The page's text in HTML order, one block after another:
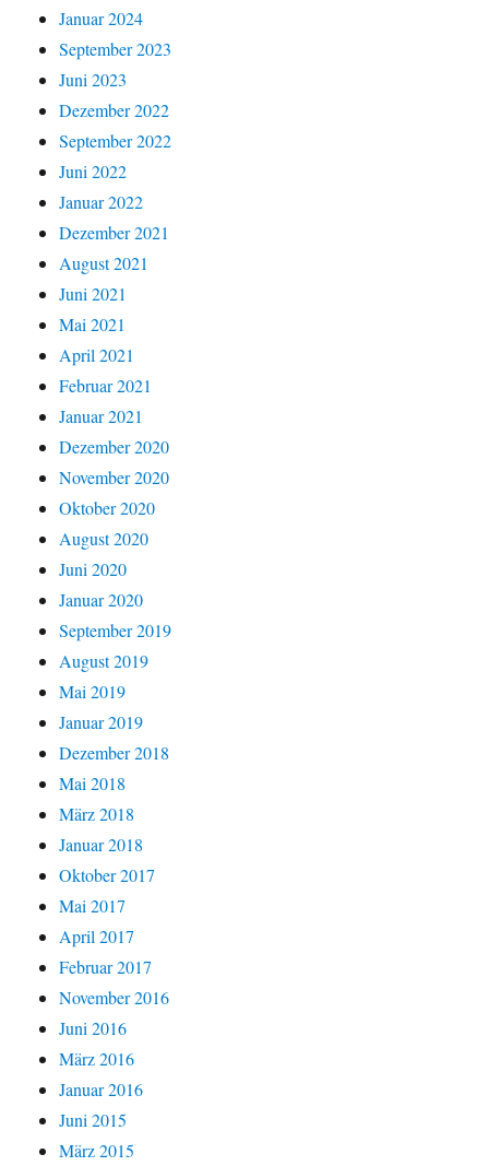
Januar 2024
September 2023
Juni 2023
Dezember 2022
September 2022
Juni 2022
Januar 2022
Dezember 2021
August 2021
Juni 2021
Mai 2021
April 2021
Februar 2021
Januar 2021
Dezember 2020
November 2020
Oktober 2020
August 2020
Juni 2020
Januar 2020
September 2019
August 2019
Mai 2019
Januar 2019
Dezember 2018
Mai 2018
März 2018
Januar 2018
Oktober 2017
Mai 2017
April 2017
Februar 2017
November 2016
Juni 2016
März 2016
Januar 2016
Juni 2015
März 2015